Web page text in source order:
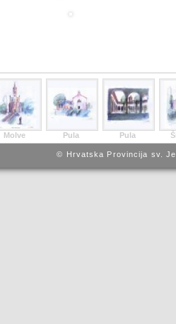
Molve Pula Pula
© Hrvatska Provincija sv.